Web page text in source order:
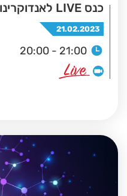
כנס LIVE לאנדוקרינולוגיה במעגל החיים
21.02.2023
20:00 - 21:00